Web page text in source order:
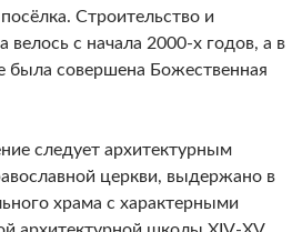
Строительство и
велось с начала 2000-х годов, а в
была совершена Божественная
следует архитектурным
церкви, выдержано в
храма с характерными